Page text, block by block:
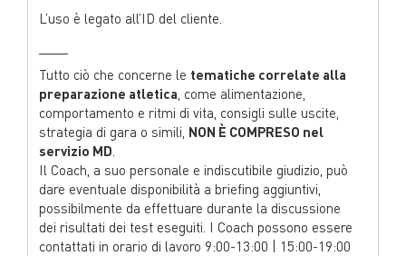
L’uso è legato all’ID del cliente.
Tutto ciò che concerne le tematiche correlate alla
preparazione atletica , come alimentazione,
comportamento e ritmi di vita, consigli sulle uscite,
strategia di gara o simili, NON È COMPRESO nel
servizio MD
Il Coach, a suo personale e indiscutibile giudizio, può
dare eventuale disponibilità a briefing aggiuntivi,
possibilmente da effettuare durante la discussione
dei risultati dei test eseguiti. I Coach possono essere
contattati in orario di lavoro 9:00-13:00 | 15:00-19:00